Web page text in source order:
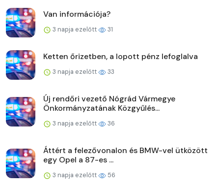
Van információja?
3 napja ezelőtt 31
Ketten őrizetben, a lopott pénz lefoglalva
3 napja ezelőtt 33
Új rendőri vezető Nógrád Vármegye
Önkormányzatának Közgyűlés...
3 napja ezelőtt 36
Áttért a felezővonalon és BMW-vel ütközött
egy Opel a 87-es ...
3 napja ezelőtt 56